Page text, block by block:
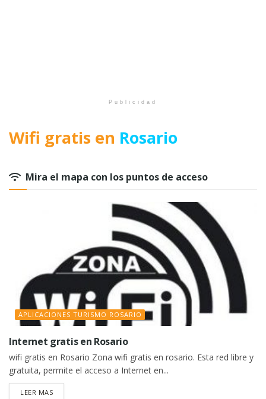
Publicidad
Wifi gratis en Rosario
Mira el mapa con los puntos de acceso
APLICACIONES TURISMO ROSARIO
Internet gratis en Rosario
wifi gratis en Rosario Zona wifi gratis en rosario. Esta red libre y
gratuita, permite el acceso a Internet en...
LEER MASDETAILS